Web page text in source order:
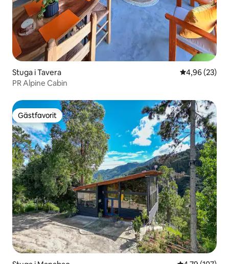
Stuga i Tavera 4,96 av 5 i
4,96 (23)
PR Alpine Cabin
Gästfavorit
Gästfavorit